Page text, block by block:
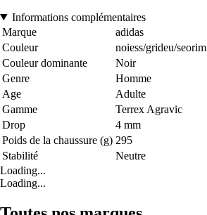
Informations complémentaires
Marque
adidas
Couleur
noiess/grideu/seorim
Couleur dominante
Noir
Genre
Homme
Age
Adulte
Gamme
Terrex Agravic
Drop
4 mm
Poids de la chaussure (g) 295
Stabilité
Neutre
Loading...
Loading...